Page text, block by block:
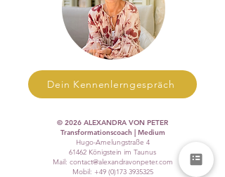
Dein Kennenlerngespräch
© 2026 ALEXANDRA VON PETER
Transformationscoach | Medium
Hugo-Amelungstraße 4
61462 Königstein im Taunus
Mail: contact@alexandravonpeter.com
Mobil: +49 (0)173 3935325